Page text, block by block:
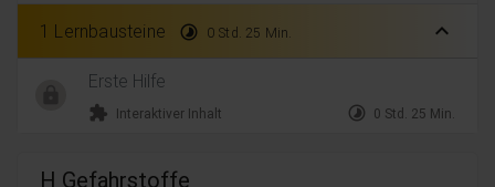
1 Lernbausteine timelapse 0 Std. 25 Min. expand_less
Erste Hilfe
extension Interaktiver Inhalt timelapse 0 Std. 25 Min.
H Gefahrstoffe